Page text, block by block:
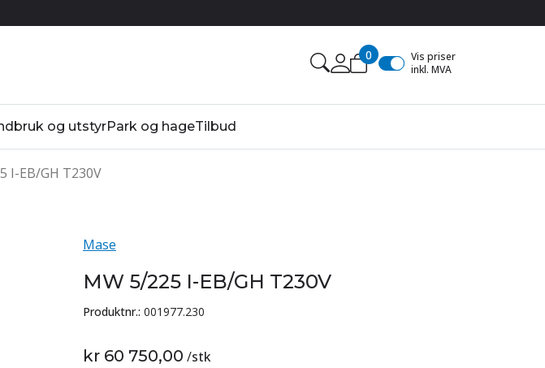
0
Vis priser
inkl. MVA
og utstyrPark og hageTilbud
I-EB/GH T230V
Mase
MW 5/225 I-EB/GH T230V
Produktnr.: 001977.230
kr 60 750,00 /stk